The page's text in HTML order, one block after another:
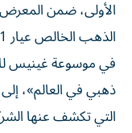
في موسوعة غينيس
ذهبي في العالم»،
التي تكشف عنها